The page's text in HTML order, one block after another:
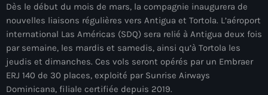
Archives
Dès le début du mois de mars, la compagnie inaugurera de
nouvelles liaisons régulières vers Antigua et Tortola. L’aéroport
international Las Américas (SDQ) sera relié à Antigua deux fois
par semaine, les mardis et samedis, ainsi qu’à Tortola les
jeudis et dimanches. Ces vols seront opérés par un Embraer
ERJ 140 de 30 places, exploité par Sunrise Airways
Dominicana, filiale certifiée depuis 2019.